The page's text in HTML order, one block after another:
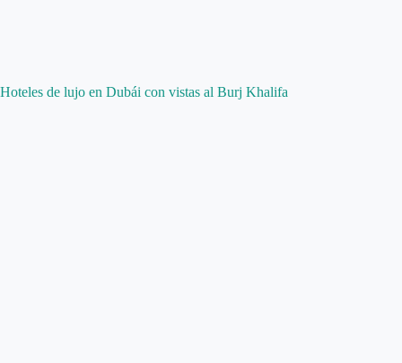
Hoteles de lujo en Dubái con vistas al Burj Khalifa